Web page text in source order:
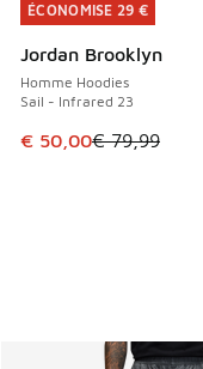
ÉCONOMISE 29 €
Jordan Brooklyn
Homme Hoodies
Sail - Infrared 23
Cet article est en
€ 50,00€ 79,99
ÉCONOMISE 29 €